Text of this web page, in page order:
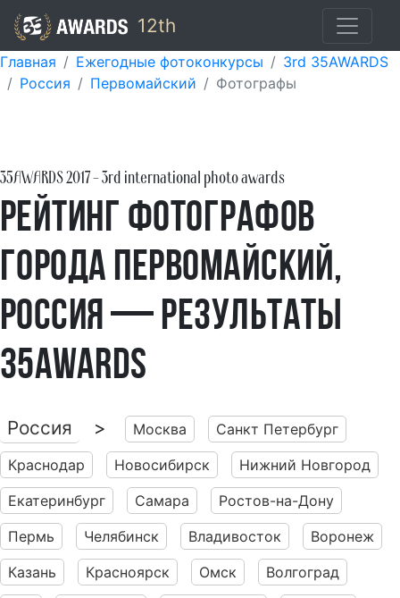
12th
Главная Ежегодные фотоконкурсы
3rd 35AWARDS
Россия
Первомайский Фотографы
35AWARDS2017- 3rd international photo awards
Рейтинг фотографов
города Первомайский,
Россия — результаты
35AWARDS
Россия > Москва
Санкт Петербург
Краснодар
Новосибирск
Нижний Новгород
Екатеринбург
Самара
Ростов-на-Дону
Пермь
Челябинск Владивосток
Воронеж
Казань
Красноярск Омск
Волгоград